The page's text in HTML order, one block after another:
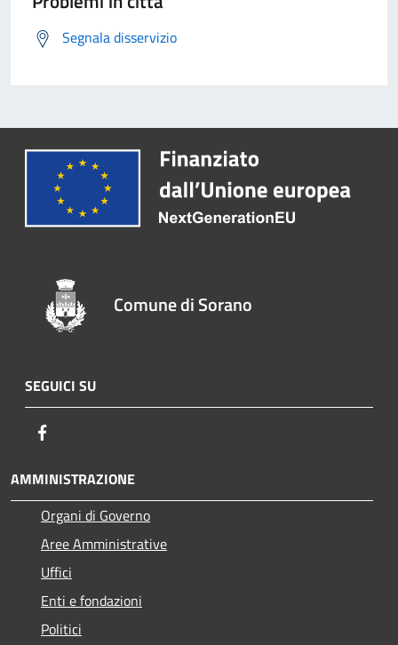
Segnala disservizio
Comune di Sorano
SEGUICI SU
AMMINISTRAZIONE
Organi di Governo
Aree Amministrative
Uffici
Enti e fondazioni
Politici